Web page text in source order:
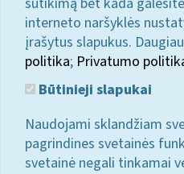
interneto naršyklės
įrašytus slapukus.
politika; Privatumo
Būtinieji slapukai
Naudojami sklandžiam
pagrindines svetainės
svetainė negali tinkamai